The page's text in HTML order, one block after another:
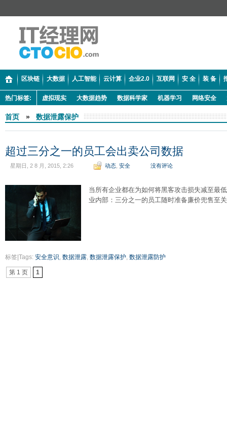
区块链 大数据 人工智能 云计算 企业2.0 互联网 安 全 装 备
热门标签: 虚拟现实 大数据趋势 数据科学家 机器学习 网络安全
首页 » 数据泄露保护
超过三分之一的员工会出卖公司数据
星期日, 2 8 月, 2015, 2:26 动态 安全 没有评论
当所有企业都在为如何将黑客攻击损失减至最
业内部：三分之一的员工随时准备廉价兜售至
标签|Tags: 安全意识, 数据泄露, 数据泄露保护, 数据泄露防护
第 1 页 1